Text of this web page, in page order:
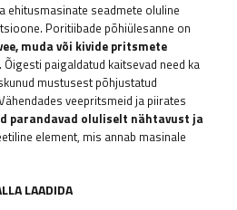
ehitusmasinate seadmete oluline
Poritiibade põhiülesanne on
muda või kivide pritsmete
paigaldatud kaitsevad need ka
mustusest põhjustatud
veepritsmeid ja piirates
parandavad oluliselt nähtavust ja
element, mis annab masinale
LAADIDA